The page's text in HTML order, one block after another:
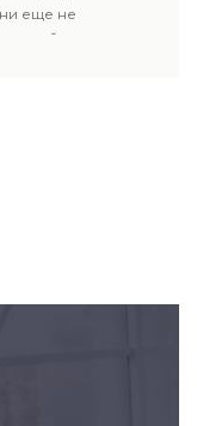
еще не
нашей компании.